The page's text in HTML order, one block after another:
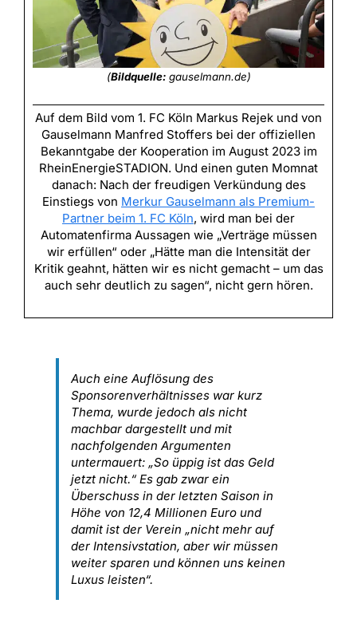
(Bildquelle:gauselmann.de)
Auf dem Bild vom 1. FC Köln Markus Rejek und von
Gauselmann Manfred Stoffers bei der offiziellen
Bekanntgabe der Kooperation im August 2023 im
RheinEnergieSTADION. Und einen guten Momnat
danach: Nach der freudigen Verkündung des
Einstiegs von Merkur Gauselmann als Premium-
Partner beim 1. FC Köln, wird man bei der
Automatenfirma Aussagen wie „Verträge müssen
wir erfüllen“ oder „Hätte man die Intensität der
Kritik geahnt, hätten wir es nicht gemacht – um das
auch sehr deutlich zu sagen“, nicht gern hören.
Auch eine Auflösung des
Sponsorenverhältnisses war kurz
Thema, wurde jedoch als nicht
machbar dargestellt und mit
nachfolgenden Argumenten
untermauert: „So üppig ist das Geld
jetzt nicht.“ Es gab zwar ein
Überschuss in der letzten Saison in
Höhe von 12,4 Millionen Euro und
damit ist der Verein „nicht mehr auf
der Intensivstation, aber wir müssen
weiter sparen und können uns keinen
Luxus leisten“.